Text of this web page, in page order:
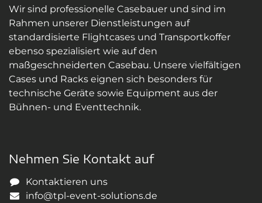
Wir sind professionelle Casebauer und sind im
Rahmen unserer Dienstleistungen auf
standardisierte Flightcases und Transportkoffer
ebenso spezialisiert wie auf den
maßgeschneiderten Casebau. Unsere vielfältigen
Cases und Racks eignen sich besonders für
technische Geräte sowie Equipment aus der
Bühnen- und Eventtechnik.
Nehmen Sie Kontakt auf
Kontaktieren uns
info@tpl-event-solutions.de